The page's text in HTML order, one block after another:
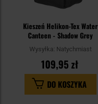
Kieszeń Helikon-Tex Water
Canteen - Shadow Grey
Wysyłka: Natychmiast
109,95 zł
DO KOSZYKA